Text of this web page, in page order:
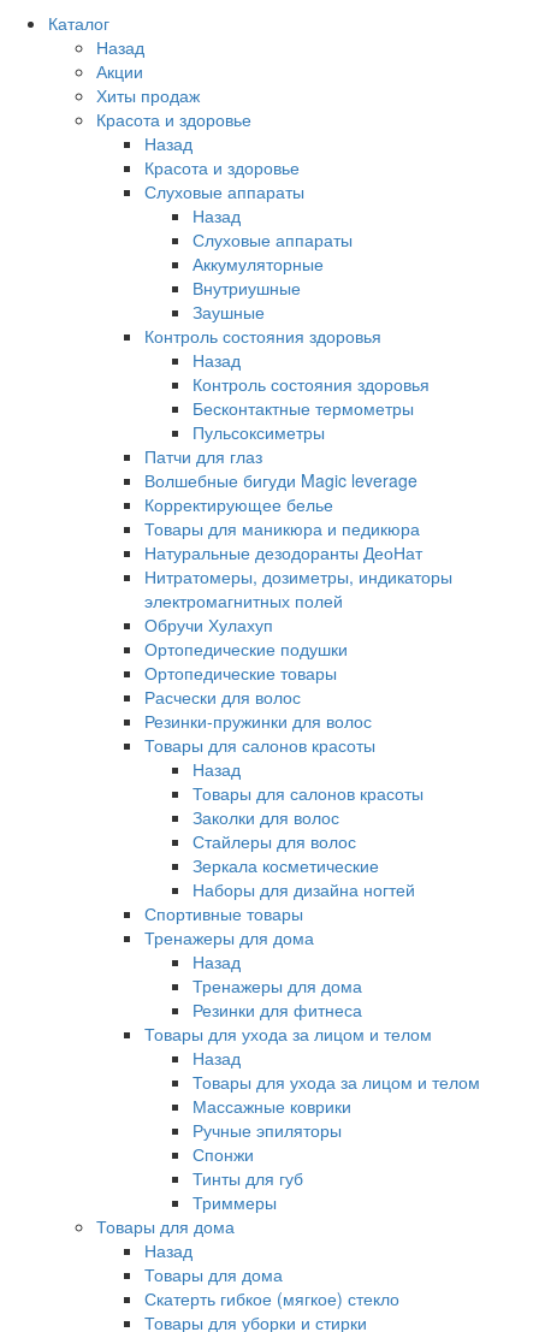
Каталог
Назад
Акции
Хиты продаж
Красота и здоровье
Назад
Красота и здоровье
Слуховые аппараты
Назад
Слуховые аппараты
Аккумуляторные
Внутриушные
Заушные
Контроль состояния здоровья
Назад
Контроль состояния здоровья
Бесконтактные термометры
Пульсоксиметры
Патчи для глаз
Волшебные бигуди Magic leverage
Корректирующее белье
Товары для маникюра и педикюра
Натуральные дезодоранты ДеоНат
Нитратомеры, дозиметры, индикаторы
электромагнитных полей
Обручи Хулахуп
Ортопедические подушки
Ортопедические товары
Расчески для волос
Резинки-пружинки для волос
Товары для салонов красоты
Назад
Товары для салонов красоты
Заколки для волос
Стайлеры для волос
Зеркала косметические
Наборы для дизайна ногтей
Спортивные товары
Тренажеры для дома
Назад
Тренажеры для дома
Резинки для фитнеса
Товары для ухода за лицом и телом
Назад
Товары для ухода за лицом и телом
Массажные коврики
Ручные эпиляторы
Спонжи
Тинты для губ
Триммеры
Товары для дома
Назад
Товары для дома
Скатерть гибкое (мягкое) стекло
Товары для уборки и стирки